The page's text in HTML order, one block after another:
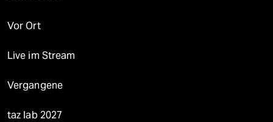
Vor Ort
Live im Stream
Vergangene
taz lab 2027